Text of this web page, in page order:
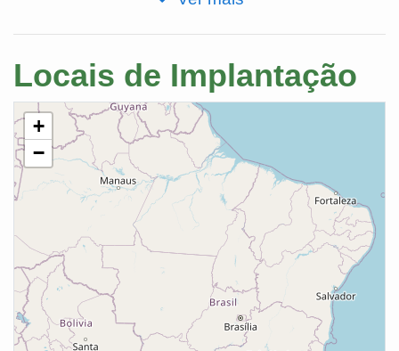
Locais de Implantação
+
−